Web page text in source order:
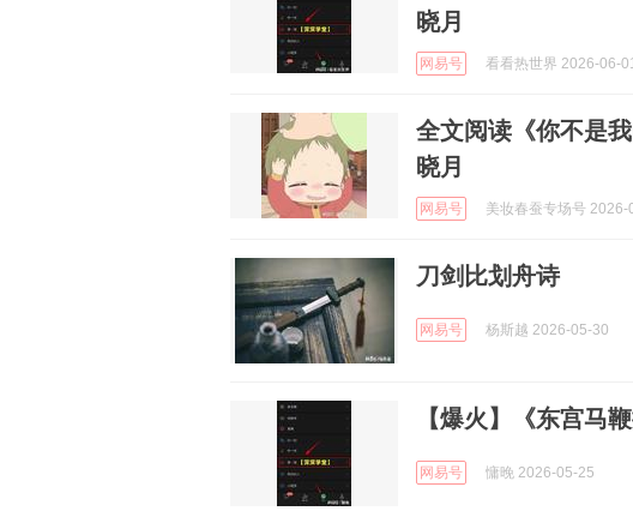
晓月
网易号 看看热世界 2026-06-
全文阅读《你不是
晓月
网易号 美妆春蚕专场号 2026-
刀剑比划舟诗
网易号 杨斯越 2026-05-30
【爆火】《东宫马
网易号 慵晚 2026-05-25